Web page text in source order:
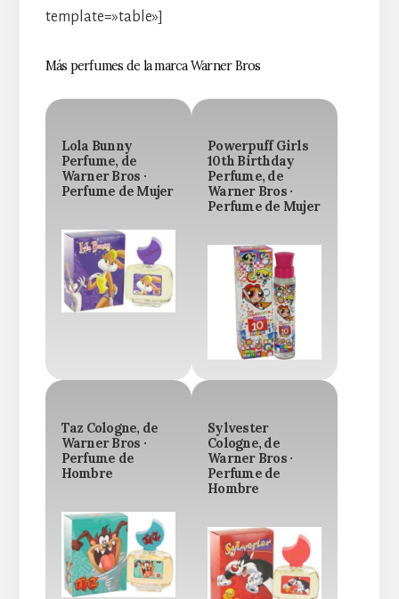
template=»table»]
Más perfumes de la marca Warner Bros
Lola Bunny
Perfume, de
Warner Bros ·
Perfume de Mujer
Powerpuff Girls
10th Birthday
Perfume, de
Warner Bros ·
Perfume de Mujer
Taz Cologne, de
Warner Bros ·
Perfume de
Hombre
Sylvester
Cologne, de
Warner Bros ·
Perfume de
Hombre